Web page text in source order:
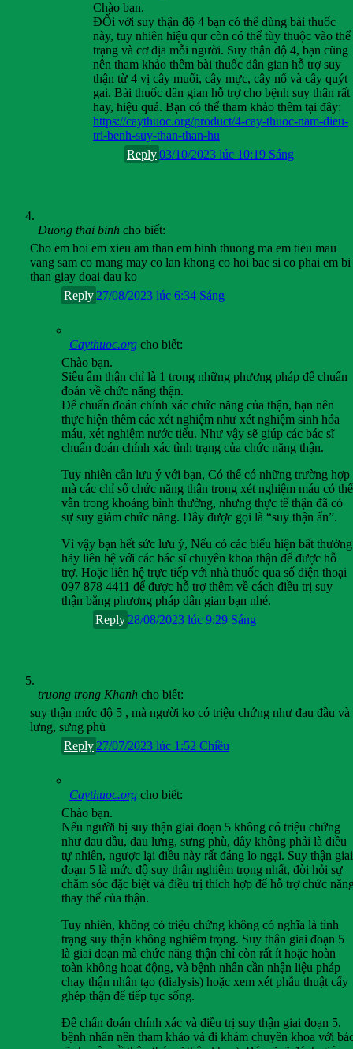
Chào bạn.
ĐỐi với suy thận độ 4 bạn có thể dùng bài thuốc
này, tuy nhiên hiệu qur còn có thể tùy thuộc vào thể
trạng và cơ địa mỗi người. Suy thận độ 4, bạn cũng
nên tham khảo thêm bài thuốc dân gian hỗ trợ suy
thận từ 4 vị cây muối, cây mực, cây nổ và cây quýt
gai. Bài thuốc dân gian hỗ trợ cho bệnh suy thận rất
hay, hiệu quả. Bạn có thể tham khảo thêm tại đây:
https://caythuoc.org/product/4-cay-thuoc-nam-dieu-
tri-benh-suy-than-than-hu
03/10/2023 lúc 10:19 Sáng
Reply
Duong thai binh cho biết:
Cho em hoi em xieu am than em binh thuong ma em tieu mau
vang sam co mang may co lan khong co hoi bac si co phai em bi
than giay doai dau ko
27/08/2023 lúc 6:34 Sáng
Reply
Caythuoc.org cho biết:
Chào bạn.
Siêu âm thận chỉ là 1 trong những phương pháp để chuẩn
đoán về chức năng thận.
Để chuẩn đoán chính xác chức năng của thận, bạn nên
thực hiện thêm các xét nghiệm như xét nghiệm sinh hóa
máu, xét nghiệm nước tiểu. Như vậy sẽ giúp các bác sĩ
chuẩn đoán chính xác tình trạng của chức năng thận.
Tuy nhiên cần lưu ý với bạn, Có thể có những trường hợp
mà các chỉ số chức năng thận trong xét nghiệm máu có thể
vẫn trong khoảng bình thường, nhưng thực tế thận đã có
sự suy giảm chức năng. Đây được gọi là “suy thận ẩn”.
Vì vậy bạn hết sức lưu ý, Nếu có các biểu hiện bất thường
hãy liên hệ với các bác sĩ chuyên khoa thận để được hỗ
trợ. Hoặc liên hệ trực tiếp với nhà thuốc qua số điện thoại
097 878 4411 để được hỗ trợ thêm về cách điều trị suy
thận bằng phương pháp dân gian bạn nhé.
28/08/2023 lúc 9:29 Sáng
Reply
truong trọng Khanh cho biết:
suy thận mức độ 5 , mà người ko có triệu chứng như đau đầu và
lưng, sưng phù
27/07/2023 lúc 1:52 Chiều
Reply
Caythuoc.org cho biết:
Chào bạn.
Nếu người bị suy thận giai đoạn 5 không có triệu chứng
như đau đầu, đau lưng, sưng phù, đây không phải là điều
tự nhiên, ngược lại điều này rất đáng lo ngại. Suy thận giai
đoạn 5 là mức độ suy thận nghiêm trọng nhất, đòi hỏi sự
chăm sóc đặc biệt và điều trị thích hợp để hỗ trợ chức
thay thế của thận.
Tuy nhiên, không có triệu chứng không có nghĩa là tình
trạng suy thận không nghiêm trọng. Suy thận giai đoạn 5
là giai đoạn mà chức năng thận chỉ còn rất ít hoặc hoàn
toàn không hoạt động, và bệnh nhân cần nhận liệu pháp
chạy thận nhân tạo (dialysis) hoặc xem xét phẫu thuật cấy
ghép thận để tiếp tục sống.
Để chẩn đoán chính xác và điều trị suy thận giai đoạn 5,
bệnh nhân nên tham khảo và đi khám chuyên khoa với